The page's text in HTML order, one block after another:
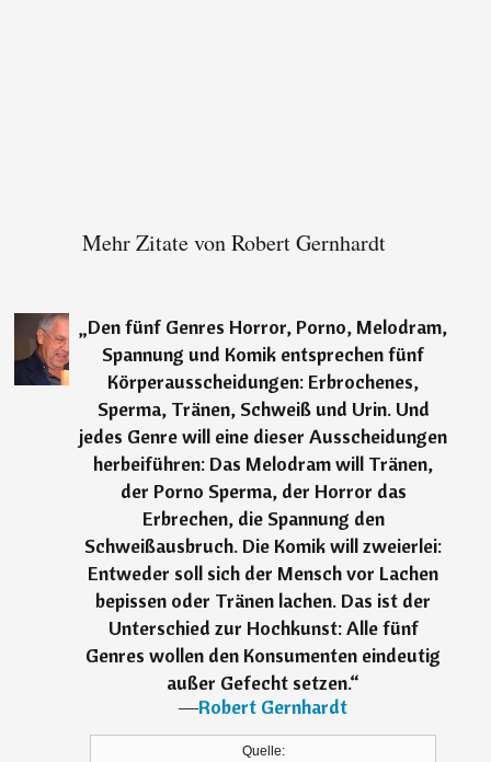
Mehr Zitate von Robert Gernhardt
„Den fünf Genres Horror, Porno, Melodram,
Spannung und Komik entsprechen fünf
Körperausscheidungen: Erbrochenes,
Sperma, Tränen, Schweiß und Urin. Und
jedes Genre will eine dieser Ausscheidungen
herbeiführen: Das Melodram will Tränen,
der Porno Sperma, der Horror das
Erbrechen, die Spannung den
Schweißausbruch. Die Komik will zweierlei:
Entweder soll sich der Mensch vor Lachen
bepissen oder Tränen lachen. Das ist der
Unterschied zur Hochkunst: Alle fünf
Genres wollen den Konsumenten eindeutig
außer Gefecht setzen.“
―Robert Gernhardt
Quelle: